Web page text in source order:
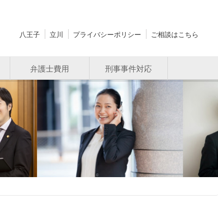
八王子 立川 プライバシーポリシー ご相談はこちら
弁護士費用 刑事事件対応